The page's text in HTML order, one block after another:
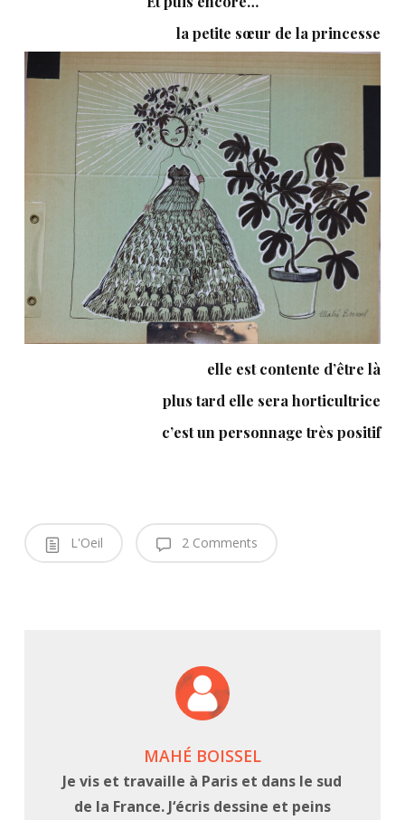
la petite sœur de la princesse
elle est contente d’être là
plus tard elle sera horticultrice
c’est un personnage très positif
L'Oeil 2 Comments
MAHÉ BOISSEL
Je vis et travaille à Paris et dans le sud
de la France. J‘écris dessine et peins